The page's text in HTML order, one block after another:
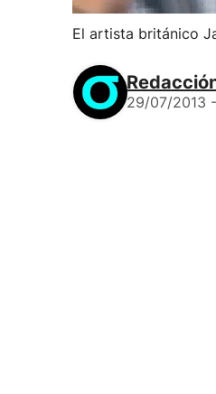
El artista británico
29/07/2013